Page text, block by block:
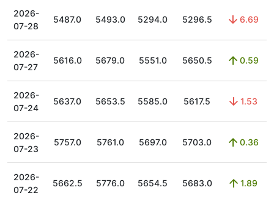
2026-
07-28
5487.0 5493.0 5294.0 5296.5 6.69
2026-
07-27
5616.0 5679.0 5551.0 5650.5 0.59
2026-
07-24
5637.0 5653.5 5585.0 5617.5 1.53
2026-
07-23
5757.0 5761.0 5697.0 5703.0 0.36
2026-
07-22
5662.5 5776.0 5654.5 5683.0 1.89